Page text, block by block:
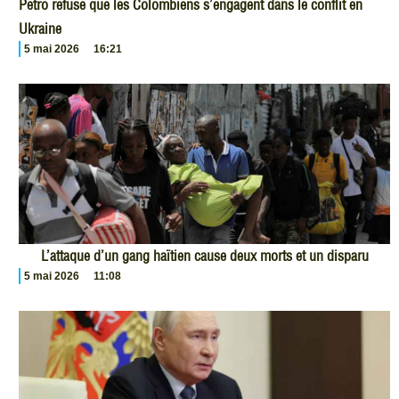
Petro refuse que les Colombiens s’engagent dans le conflit en
Ukraine
5 mai 2026 16:21
L’attaque d’un gang haïtien cause deux morts et un disparu
5 mai 2026 11:08